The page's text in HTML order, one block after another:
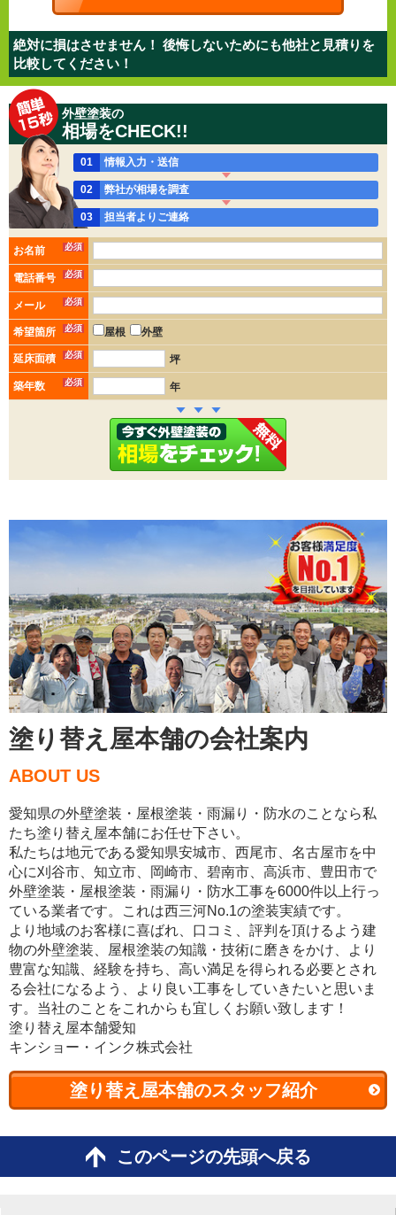
絶対に損はさせません！ 後悔しないためにも他社と見積りを
比較してください！
外壁塗装の
相場をCHECK!!
01 情報入力・送信
02 弊社が相場を調査
03 担当者よりご連絡
お名前 必須
電話番号 必須
メール 必須
希望箇所 必須 屋根 外壁
延床面積 必須 坪
築年数 必須 年
塗り替え屋本舗の会社案内
ABOUT US
愛知県の外壁塗装・屋根塗装・雨漏り・防水のことなら私
たち塗り替え屋本舗にお任せ下さい。
私たちは地元である愛知県安城市、西尾市、名古屋市を中
心に刈谷市、知立市、岡崎市、碧南市、高浜市、豊田市で
外壁塗装・屋根塗装・雨漏り・防水工事を6000件以上行っ
ている業者です。これは西三河No.1の塗装実績です。
より地域のお客様に喜ばれ、口コミ、評判を頂けるよう建
物の外壁塗装、屋根塗装の知識・技術に磨きをかけ、より
豊富な知識、経験を持ち、高い満足を得られる必要とされ
る会社になるよう、より良い工事をしていきたいと思いま
す。当社のことをこれからも宜しくお願い致します！
塗り替え屋本舗愛知
キンショー・インク株式会社
塗り替え屋本舗のスタッフ紹介
このページの先頭へ戻る